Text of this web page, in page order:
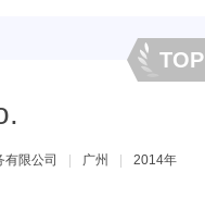
有限公司 广州 2014年